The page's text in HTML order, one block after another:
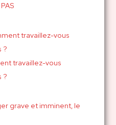
travaillez-vous
?